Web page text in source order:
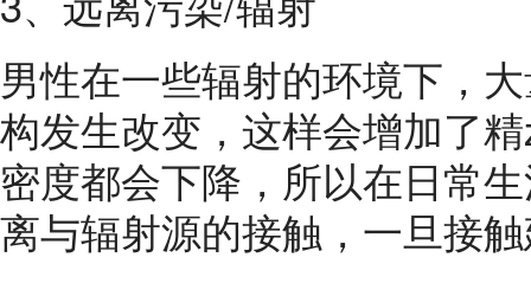
男性在一些辐射的环境下，
构发生改变，这样会增加了
密度都会下降，所以在日常
离与辐射源的接触，一旦接